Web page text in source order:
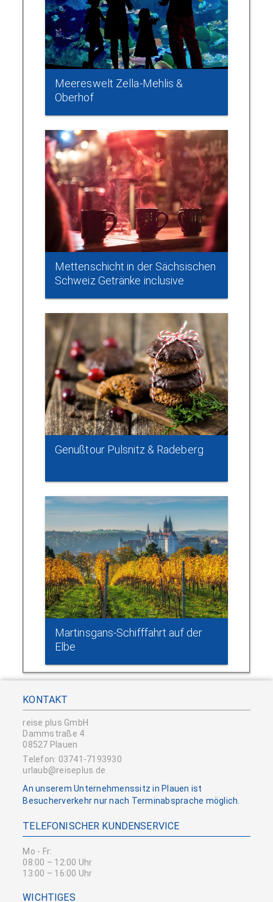
Meereswelt Zella-Mehlis &
Oberhof
Mettenschicht in der Sächsischen
Schweiz Getränke inclusive
Genußtour Pulsnitz & Radeberg
Martinsgans-Schifffahrt auf der
Elbe
KONTAKT
reise plus GmbH
Dammstraße 4
08527 Plauen
Telefon: 03741-7193930
urlaub@reiseplus.de
An unserem Unternehmenssitz in Plauen ist
Besucherverkehr nur nach Terminabsprache möglich.
TELEFONISCHER KUNDENSERVICE
Mo - Fr:
08:00 – 12:00 Uhr
13:00 – 16:00 Uhr
WICHTIGES